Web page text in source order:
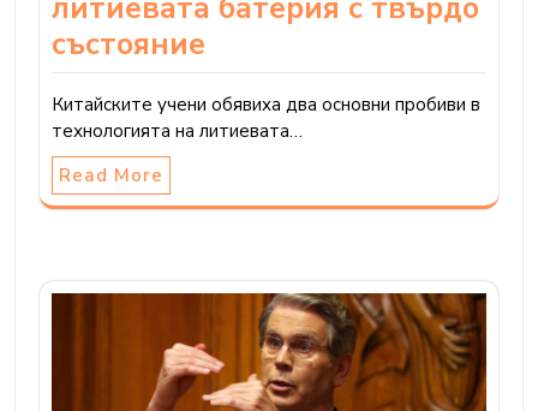
състояние
Китайските учени обявиха два основни пробиви в
технологията на литиевата…
Read More